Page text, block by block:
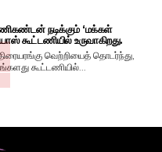
நடிக்கும் ‘மக்கள்
கூட்டணியில் உருவாகிறது.
வெற்றியைத் தொடர்ந்து,
கூட்டணியில்...